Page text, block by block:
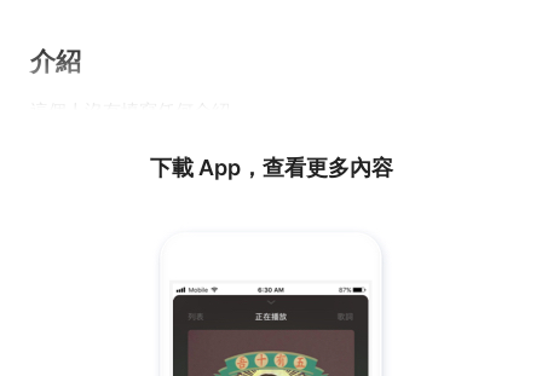
介紹
下載 App，查看更多內容